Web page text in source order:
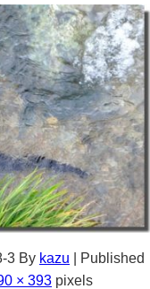
3 By kazu
Published
× 393 pixels